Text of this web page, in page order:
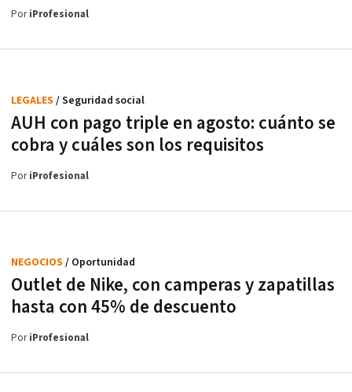
PoriProfesional
AUH con pago triple en agosto: cuánto se
cobra y cuáles son los requisitos
LEGALES / Seguridad social
PoriProfesional
Outlet de Nike, con camperas y zapatillas
hasta con 45% de descuento
NEGOCIOS / Oportunidad
PoriProfesional